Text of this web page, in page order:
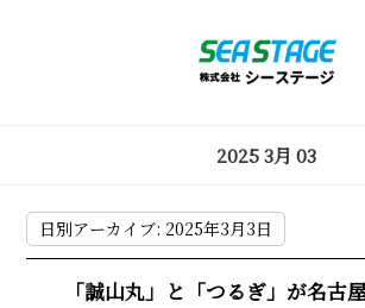
2025 3月 03
日別アーカイブ: 2025年3月3日
「誠山丸」と「つるぎ」が名古